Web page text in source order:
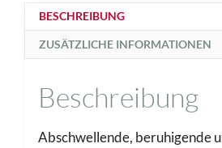
BESCHREIBUNG
ZUSÄTZLICHE INFORMATIONEN
Beschreibung
Abschwellende, beruhigende